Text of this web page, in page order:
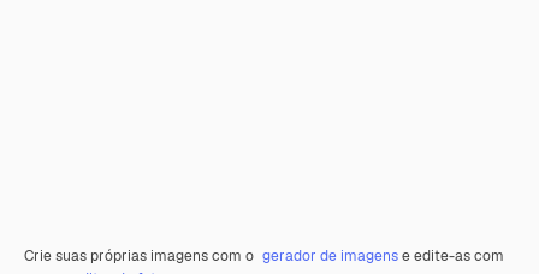
Crie suas próprias imagens com o gerador de imagense edite-as com